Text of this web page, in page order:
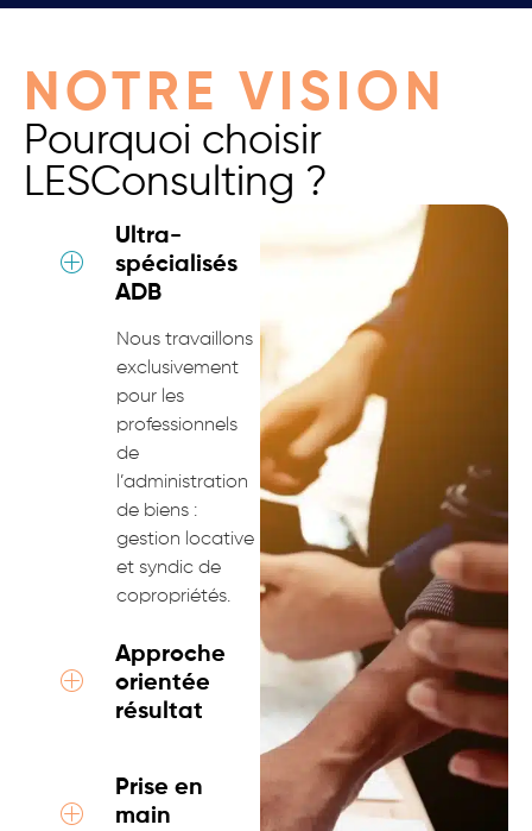
NOTRE VISION
Pourquoi choisir
LESConsulting ?
Ultra-
spécialisés
ADB
Nous travaillons
exclusivement
pour les
professionnels
de
l’administration
de biens :
gestion locative
et syndic de
copropriétés.
Approche
orientée
résultat
Prise en
main